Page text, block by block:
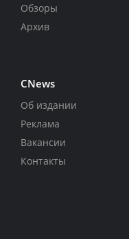
Обзоры
Архив
CNews
Об издании
Реклама
Вакансии
Контакты